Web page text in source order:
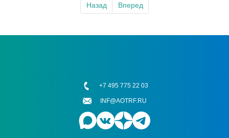
Назад Вперед
+7 495 775 22 03
INF@AOTRF.RU